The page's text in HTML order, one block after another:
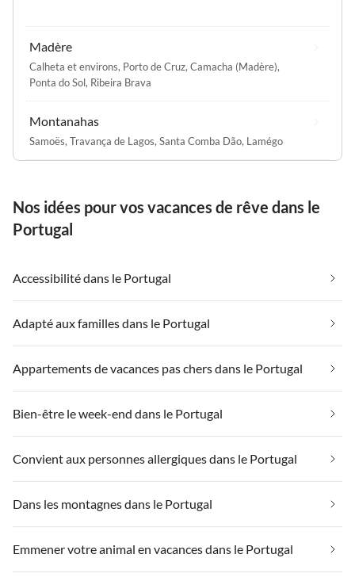
Madère
Calheta et environs, Porto de Cruz, Camacha (Madère),
Ponta do Sol, Ribeira Brava
Montanahas
Samoës, Travança de Lagos, Santa Comba Dão, Lamégo
Nos idées pour vos vacances de rêve dans le
Portugal
Accessibilité dans le Portugal
Adapté aux familles dans le Portugal
Appartements de vacances pas chers dans le Portugal
Bien-être le week-end dans le Portugal
Convient aux personnes allergiques dans le Portugal
Dans les montagnes dans le Portugal
Emmener votre animal en vacances dans le Portugal